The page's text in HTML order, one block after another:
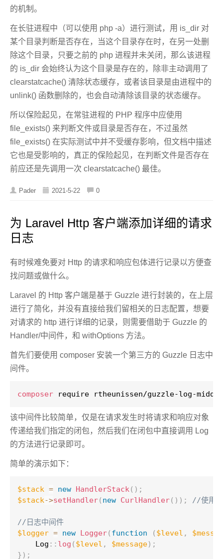
的机制。
在长驻进程中（可以使用 php -a）进行测试，用 is_dir 对
某个目录判断是否存在，当这个目录存在时，在另一处删
除这个目录，只要之前的 php 进程并未关闭，那么该进程
的 is_dir 会始终认为这个目录是存在的，除非主动调用了
clearstatcache() 清除状态缓存，或者该目录是由进程中的
unlink() 函数删除的，也会自动清除该目录的状态缓存。
所以保险起见，在常驻进程的 PHP 程序中应使用
file_exists() 来判断文件或目录是否存在，不过虽然
file_exists() 在实际测试中并不受缓存影响，但文档中描述
它也是受影响的，真正的保险起见，在判断文件是否存在
前应还是先调用一次 clearstatcache() 最佳。
Pader 2021-5-22 0
为 Laravel Http 客户端添加详细的请求
日志
有时候难免要对 Http 的请求和响应包体进行记录以方便查
找问题或做什么。
Laravel 的 Http 客户端是基于 Guzzle 进行封装的，在上层
进行了简化，并没有直接给我们留相关的日志配置，想要
对请求的 http 进行详细的记录，则需要借助于 Guzzle 的
Handler/中间件，和 withOptions 方法。
首先们要使用 composer 安装一个第三方的 Guzzle 日志中
间件。
composer require rtheunissen/guzzle-log-
该中间件比较简单，仅是在请求发生时将请求和响应对象
传递给我们指定的闭包，然后我们在闭包中直接调用 Log
的方法进行记录即可。
简单的演示如下：
$stack = new HandlerStack( ) ;
$stack->setHandler( new CurlHandler( ) ) ; //使用
//日志中间件
$logger = new Logger( function ( $level ,
Log :: log ( $level , $message) ;
} ) ;